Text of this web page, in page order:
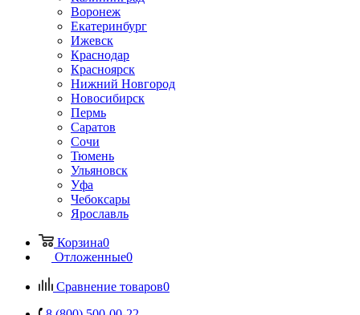
Воронеж
Екатеринбург
Ижевск
Краснодар
Красноярск
Нижний Новгород
Новосибирск
Пермь
Саратов
Сочи
Тюмень
Ульяновск
Уфа
Чебоксары
Ярославль
Корзина0
Отложенные0
Сравнение товаров0